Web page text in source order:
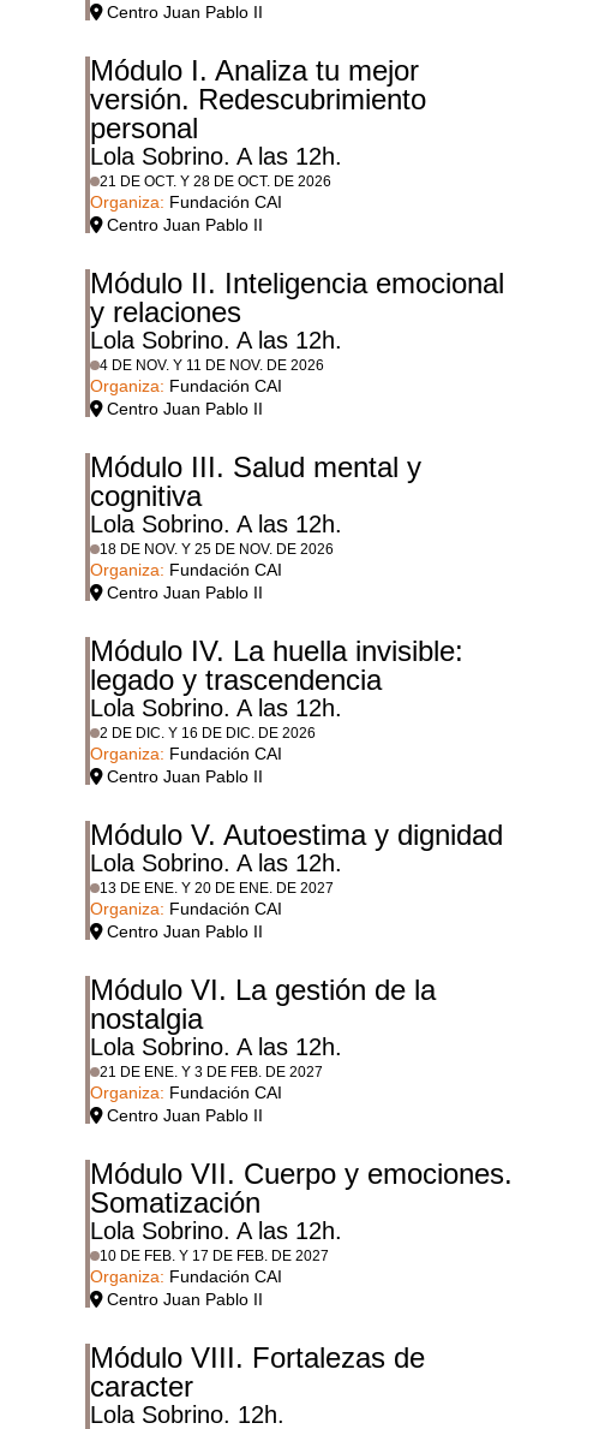
Centro Juan Pablo II
Módulo I. Analiza tu mejor
versión. Redescubrimiento
personal
Lola Sobrino. A las 12h.
21 DE OCT. Y 28 DE OCT. DE 2026
Organiza: Fundación CAI
Centro Juan Pablo II
Módulo II. Inteligencia emocional
y relaciones
Lola Sobrino. A las 12h.
4 DE NOV. Y 11 DE NOV. DE 2026
Organiza: Fundación CAI
Centro Juan Pablo II
Módulo III. Salud mental y
cognitiva
Lola Sobrino. A las 12h.
18 DE NOV. Y 25 DE NOV. DE 2026
Organiza: Fundación CAI
Centro Juan Pablo II
Módulo IV. La huella invisible:
legado y trascendencia
Lola Sobrino. A las 12h.
2 DE DIC. Y 16 DE DIC. DE 2026
Organiza: Fundación CAI
Centro Juan Pablo II
Módulo V. Autoestima y dignidad
Lola Sobrino. A las 12h.
13 DE ENE. Y 20 DE ENE. DE 2027
Organiza: Fundación CAI
Centro Juan Pablo II
Módulo VI. La gestión de la
nostalgia
Lola Sobrino. A las 12h.
21 DE ENE. Y 3 DE FEB. DE 2027
Organiza: Fundación CAI
Centro Juan Pablo II
Módulo VII. Cuerpo y emociones.
Somatización
Lola Sobrino. A las 12h.
10 DE FEB. Y 17 DE FEB. DE 2027
Organiza: Fundación CAI
Centro Juan Pablo II
Módulo VIII. Fortalezas de
caracter
Lola Sobrino. 12h.